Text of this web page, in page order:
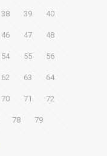
38 39 40
46 47 48
54 55 56
62 63 64
70 71 72
78 79